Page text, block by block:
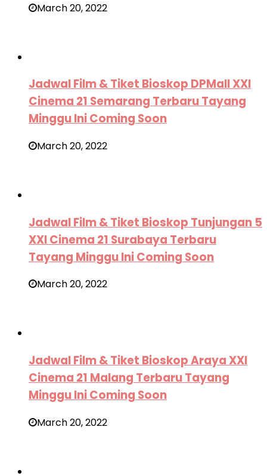
March 20, 2022
Jadwal Film & Tiket Bioskop DPMall XXI
Cinema 21 Semarang Terbaru Tayang
Minggu Ini Coming Soon
March 20, 2022
Jadwal Film & Tiket Bioskop Tunjungan 5
XXI Cinema 21 Surabaya Terbaru
Tayang Minggu Ini Coming Soon
March 20, 2022
Jadwal Film & Tiket Bioskop Araya XXI
Cinema 21 Malang Terbaru Tayang
Minggu Ini Coming Soon
March 20, 2022